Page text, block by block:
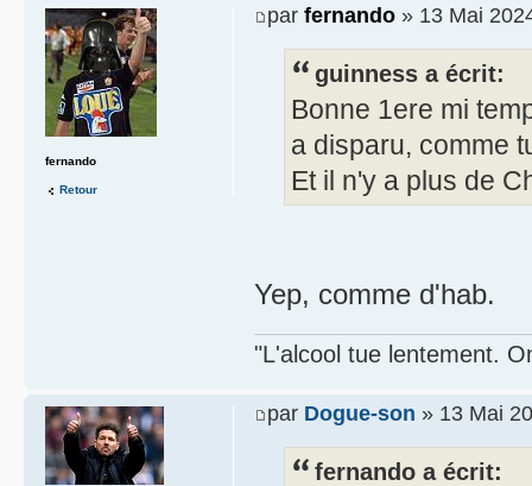
par fernando » 13 Mai
guinness a écrit:
Bonne 1ere mi
a disparu, comme
Et il n'y a plus de
Yep, comme d'hab.
"L'alcool tue lentement.
fernando
Retour
par Dogue-son » 13 Mai
fernando a écrit: